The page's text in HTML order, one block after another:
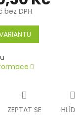
bez DPH
ZEPTAT SE